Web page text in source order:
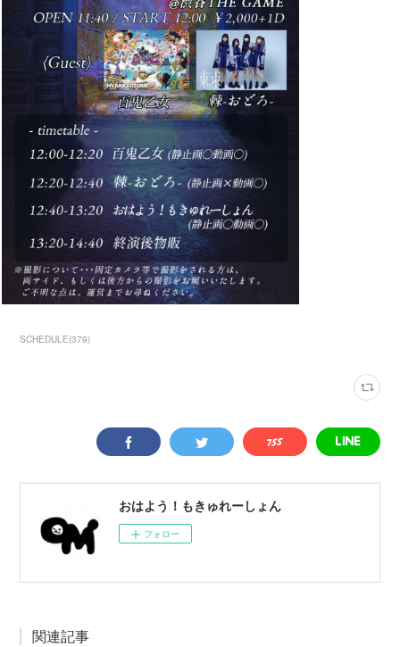
SCHEDULE(379)
おはよう！もきゅれーしょん
フォロー
関連記事